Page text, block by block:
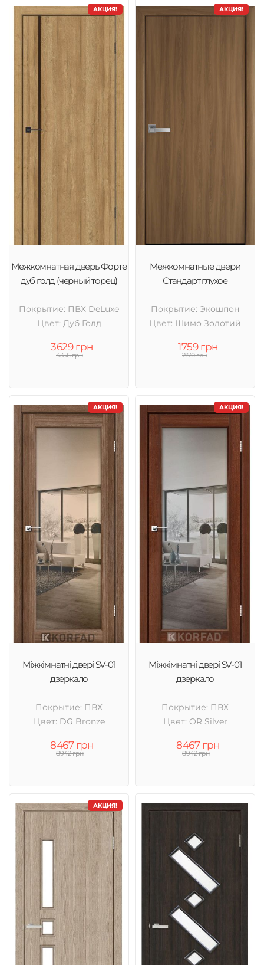
АКЦИЯ!
Межкомнатная дверь Форте
дуб голд (черный торец)
Покрытие: ПВХ DeLuxe
Цвет: Дуб Голд
3629 грн
4356 грн
АКЦИЯ!
Межкомнатные двери
Стандарт глухое
Покрытие: Экошпон
Цвет: Шимо Золотий
1759 грн
2170 грн
АКЦИЯ!
Міжкімнатні двері SV-01
дзеркало
Покрытие: ПВХ
Цвет: DG Bronze
8467 грн
8942 грн
АКЦИЯ!
Міжкімнатні двері SV-01
дзеркало
Покрытие: ПВХ
Цвет: OR Silver
8467 грн
8942 грн
АКЦИЯ!